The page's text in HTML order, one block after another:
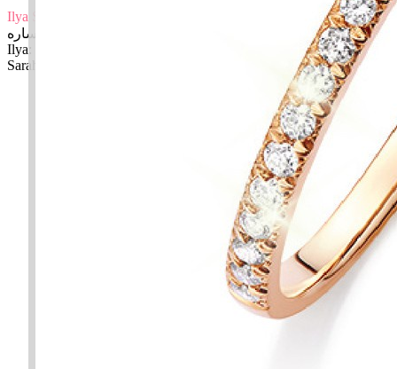
Ilya Sarah
عليا ساره
Ilya: Mulia, lebih tinggi
Sarah: Menyenangkan, nama isteri Nabi Ibrahim AS
✚ Baju Baby Custom Nama 'Ilya Sarah'